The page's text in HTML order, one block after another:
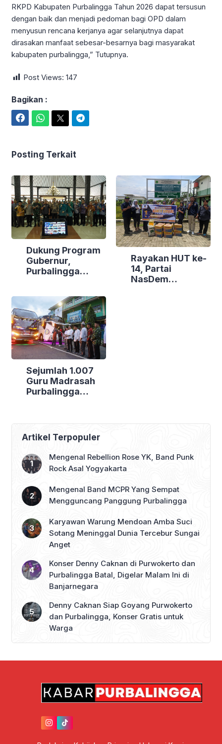
RKPD Kabupaten Purbalingga Tahun 2026 dapat tersusun
dengan baik dan menjadi pedoman bagi OPD dalam
menyusun rencana kerjanya agar selanjutnya dapat
dirasakan manfaat sebesar-besarnya bagi masyarakat
kabupaten purbalingga,” Tutupnya.
Post Views: 147
Bagikan :
Posting Terkait
Dukung Program
Gubernur,
Purbalingga
Kecamatan
Berdaya
Rayakan HUT ke-
14, Partai
NasDem
Sejumlah 1.007
Guru Madrasah
Purbalingga
Purbalingga Beri
Dukungan Penuh
Artikel Terpopuler
Mengenal Rebellion Rose YK, Band Punk
Rock Asal Yogyakarta
Mengenal Band MCPR Yang Sempat
Mengguncang Panggung Purbalingga
Karyawan Warung Mendoan Amba Suci
Sotang Meninggal Dunia Tercebur Sungai
Anget
Konser Denny Caknan di Purwokerto dan
Purbalingga Batal, Digelar Malam Ini di
Banjarnegara
Denny Caknan Siap Goyang Purwokerto
dan Purbalingga, Konser Gratis untuk
Warga